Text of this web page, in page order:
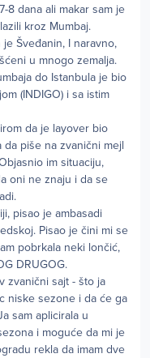
8 dana ali makar sam je
kroz Mumbaj.
Šveđanin, I naravno,
u mnogo zemalja.
do Istanbula je bio
(INDIGO) i sa istim
da je layover bio
piše na zvanični mejl
im situaciju,
oni ne znaju i da se
pisao je ambasadi
Pisao je čini mi se
pobrkala neki lončić,
DRUGOG.
zvanični sajt - što ja
niske sezone i da će ga
sam aplicirala u
i moguće da mi je
rekla da imam dve